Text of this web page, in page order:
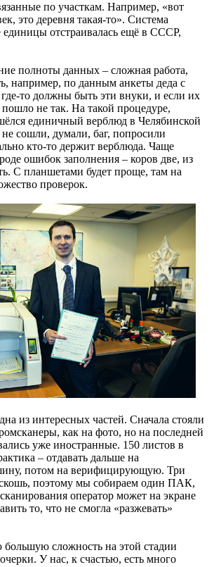
по участкам. Например, «вот
это деревня такая-то». Система
единицы отстраивалась ещё в СССР,
полноты данных – сложная работа,
например, по данным анкеты деда с
то должны быть эти внуки, и если их
пошло не так. На такой процедуре,
единичный верблюд в Челябинской
сошли, думали, баг, попросили
кто-то держит верблюда. Чаще
ошибок заполнения – коров две, из
С планшетами будет проще, там на
проверок.
из интересных частей. Сначала стояли
как на фото, но на последней
уже иностранные. 150 листов в
– отдавать дальше на
потом на верифицирующую. Три
поэтому мы собираем один ПАК,
оператор может на экране
то, что не смогла «разжевать»
большую сложность на этой стадии
У нас, к счастью, есть много